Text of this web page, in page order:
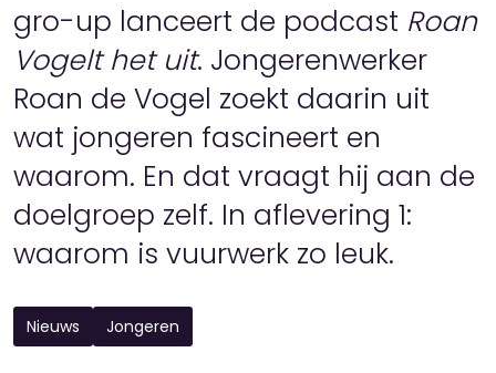
gro-up lanceert de podcast Roan
Vogelt het uit. Jongerenwerker
Roan de Vogel zoekt daarin uit
wat jongeren fascineert en
waarom. En dat vraagt hij aan de
doelgroep zelf. In aflevering 1:
waarom is vuurwerk zo leuk.
Nieuws Jongeren